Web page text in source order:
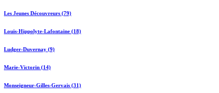
Les Jeunes Découvreurs (79)
Louis-Hippolyte-Lafontaine (18)
Ludger-Duvernay (9)
Marie-Victorin (14)
Monseigneur-Gilles-Gervais (31)